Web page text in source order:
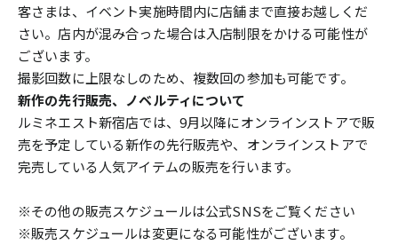
客さまは、イベント実施時間内に店舗まで直接お越しくだ
さい。店内が混み合った場合は入店制限をかける可能性が
ございます。
撮影回数に上限なしのため、複数回の参加も可能です。
新作の先行販売、ノベルティについて
ルミネエスト新宿店では、9月以降にオンラインストアで販
売を予定している新作の先行販売や、オンラインストアで
完売している人気アイテムの販売を行います。
※その他の販売スケジュールは公式SNSをご覧ください
※販売スケジュールは変更になる可能性がございます。